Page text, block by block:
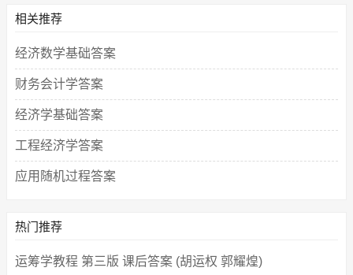
相关推荐
经济数学基础答案
财务会计学答案
经济学基础答案
工程经济学答案
应用随机过程答案
热门推荐
运筹学教程 第三版 课后答案 (胡运权 郭耀煌)